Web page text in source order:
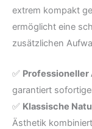
extrem kompakt
ermöglicht eine
zusätzlichen
✅ Professioneller
garantiert
✅ Klassische
Ästhetik